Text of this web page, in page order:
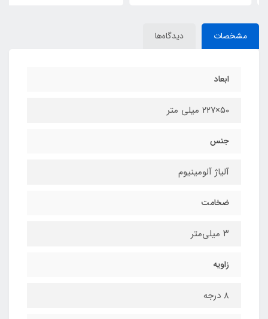
مشخصات دیدگاه‌ها
ابعاد
۵۰×۲۲۷ میلی متر
جنس
آلیاژ آلومینیوم
ضخامت
۳ میلی‌متر
زاویه
۸ درجه